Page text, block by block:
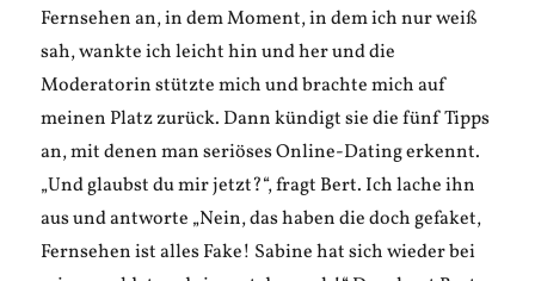
Fernsehen an, in dem Moment, in dem ich nur weiß
sah, wankte ich leicht hin und her und die
Moderatorin stützte mich und brachte mich auf
meinen Platz zurück. Dann kündigt sie die fünf Tipps
an, mit denen man seriöses Online-Dating erkennt.
„Und glaubst du mir jetzt?“, fragt Bert. Ich lache ihn
aus und antworte „Nein, das haben die doch gefaket,
Fernsehen ist alles Fake! Sabine hat sich wieder bei